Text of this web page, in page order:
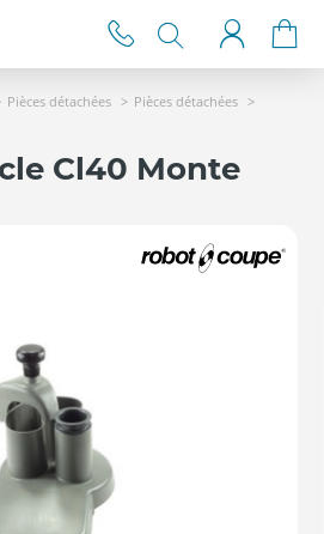
Pièces détachées
Pièces détachées
Cl40 Monte